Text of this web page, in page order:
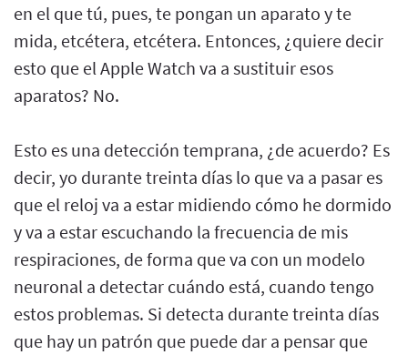
en el que tú, pues, te pongan un aparato y te
mida, etcétera, etcétera. Entonces, ¿quiere decir
esto que el Apple Watch va a sustituir esos
aparatos? No.
Esto es una detección temprana, ¿de acuerdo? Es
decir, yo durante treinta días lo que va a pasar es
que el reloj va a estar midiendo cómo he dormido
y va a estar escuchando la frecuencia de mis
respiraciones, de forma que va con un modelo
neuronal a detectar cuándo está, cuando tengo
estos problemas. Si detecta durante treinta días
que hay un patrón que puede dar a pensar que